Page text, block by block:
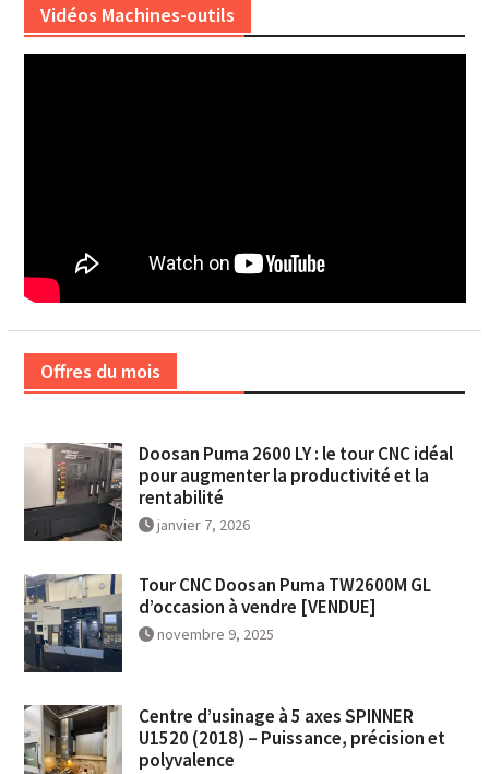
Vidéos Machines-outils
Offres du mois
Doosan Puma 2600 LY : le tour CNC idéal
pour augmenter la productivité et la
rentabilité
janvier 7, 2026
Tour CNC Doosan Puma TW2600M GL
d’occasion à vendre [VENDUE]
novembre 9, 2025
Centre d’usinage à 5 axes SPINNER
U1520 (2018) – Puissance, précision et
polyvalence